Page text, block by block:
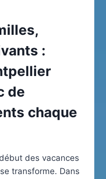
:
de
chaque
des vacances
se transforme. Dans